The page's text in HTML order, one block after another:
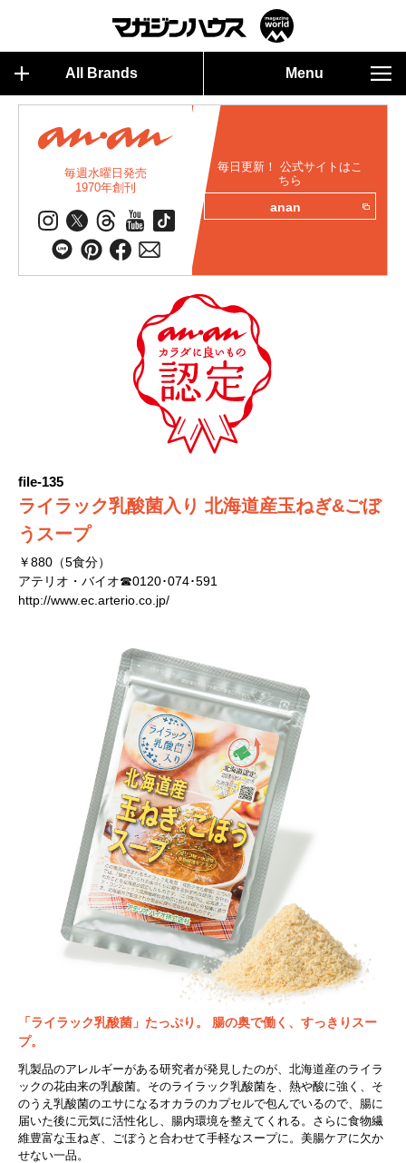
All Brands Menu
毎週水曜日発売
1970年創刊
毎日更新！ 公式サイトはこ
ちら
anan
file-135
ライラック乳酸菌入り 北海道産玉ねぎ&ごぼ
うスープ
￥880（5食分）
アテリオ・バイオ☎0120･074･591
http://www.ec.arterio.co.jp/
「ライラック乳酸菌」たっぷり。
腸の奥で働く、すっきりスー
プ。
乳製品のアレルギーがある研究者が発見したのが、北海道産のライラ
ックの花由来の乳酸菌。そのライラック乳酸菌を、熱や酸に強く、そ
のうえ乳酸菌のエサになるオカラのカプセルで包んでいるので、腸に
届いた後に元気に活性化し、腸内環境を整えてくれる。さらに食物繊
維豊富な玉ねぎ、ごぼうと合わせて手軽なスープに。美腸ケアに欠か
せない一品。